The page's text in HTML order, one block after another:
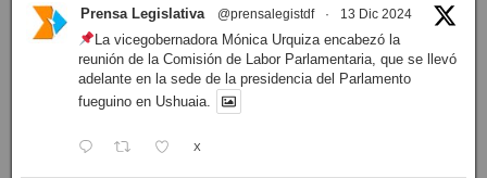
Prensa Legislativa @prensalegistdf · 13 Dic 2024
La vicegobernadora Mónica Urquiza encabezó la
reunión de la Comisión de Labor Parlamentaria, que se llevó
adelante en la sede de la presidencia del Parlamento
fueguino en Ushuaia.
X